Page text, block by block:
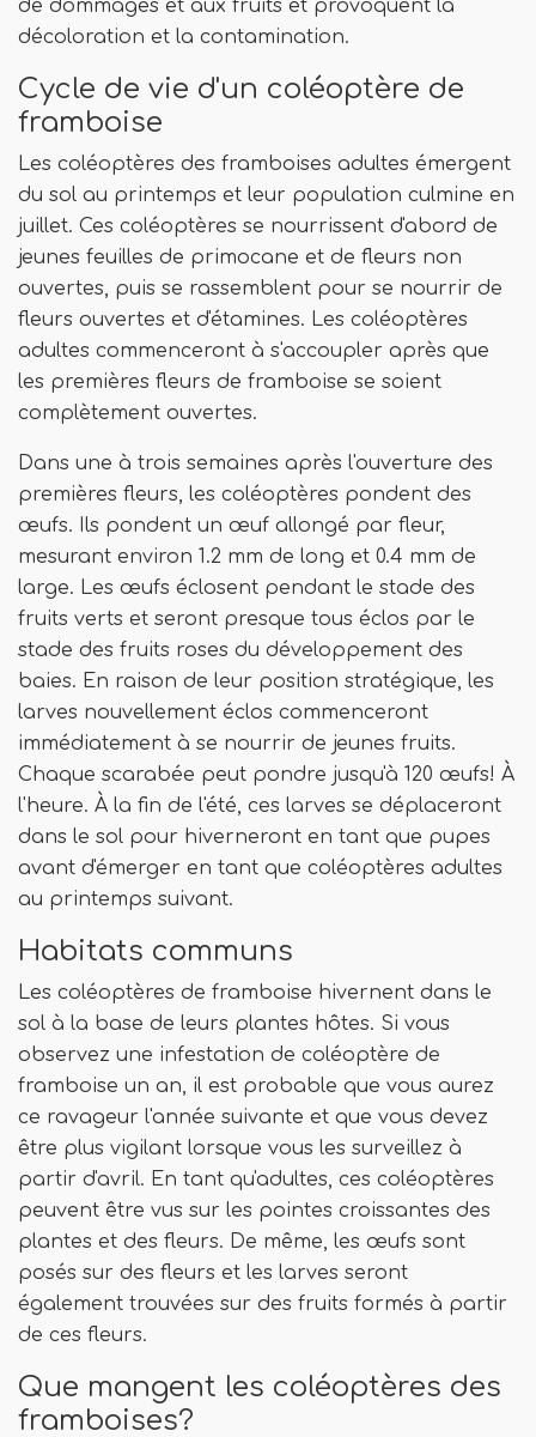
de dommages et aux fruits et provoquent la
décoloration et la contamination.
Cycle de vie d'un coléoptère de
framboise
Les coléoptères des framboises adultes émergent
du sol au printemps et leur population culmine en
juillet. Ces coléoptères se nourrissent d'abord de
jeunes feuilles de primocane et de fleurs non
ouvertes, puis se rassemblent pour se nourrir de
fleurs ouvertes et d'étamines. Les coléoptères
adultes commenceront à s'accoupler après que
les premières fleurs de framboise se soient
complètement ouvertes.
Dans une à trois semaines après l'ouverture des
premières fleurs, les coléoptères pondent des
œufs. Ils pondent un œuf allongé par fleur,
mesurant environ 1.2 mm de long et 0.4 mm de
large. Les œufs éclosent pendant le stade des
fruits verts et seront presque tous éclos par le
stade des fruits roses du développement des
baies. En raison de leur position stratégique, les
larves nouvellement éclos commenceront
immédiatement à se nourrir de jeunes fruits.
Chaque scarabée peut pondre jusqu'à 120 œufs! À
l'heure. À la fin de l'été, ces larves se déplaceront
dans le sol pour hiverneront en tant que pupes
avant d'émerger en tant que coléoptères adultes
au printemps suivant.
Habitats communs
Les coléoptères de framboise hivernent dans le
sol à la base de leurs plantes hôtes. Si vous
observez une infestation de coléoptère de
framboise un an, il est probable que vous aurez
ce ravageur l'année suivante et que vous devez
être plus vigilant lorsque vous les surveillez à
partir d'avril. En tant qu'adultes, ces coléoptères
peuvent être vus sur les pointes croissantes des
plantes et des fleurs. De même, les œufs sont
posés sur des fleurs et les larves seront
également trouvées sur des fruits formés à partir
de ces fleurs.
Que mangent les coléoptères des
framboises?